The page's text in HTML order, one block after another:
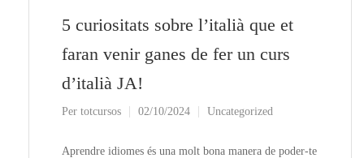
5 curiositats sobre l’italià que et
faran venir ganes de fer un curs
d’italià JA!
Per totcursos 02/10/2024 Uncategorized
Aprendre idiomes és una molt bona manera de poder-te